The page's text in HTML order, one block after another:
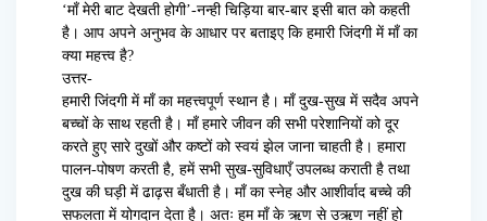
‘माँ मेरी बाट देखती होगी’-नन्ही चिड़िया बार-बार इसी बात को कहती
है। आप अपने अनुभव के आधार पर बताइए कि हमारी जिंदगी में माँ का
क्या महत्त्व है?
उत्तर-
हमारी जिंदगी में माँ का महत्त्वपूर्ण स्थान है। माँ दुख-सुख में सदैव अपने
बच्चों के साथ रहती है। माँ हमारे जीवन की सभी परेशानियों को दूर
करते हुए सारे दुखों और कष्टों को स्वयं झेल जाना चाहती है। हमारा
पालन-पोषण करती है, हमें सभी सुख-सुविधाएँ उपलब्ध कराती है तथा
दुख की घड़ी में ढाढ़स बँधाती है। माँ का स्नेह और आशीर्वाद बच्चे की
सफलता में योगदान देता है। अतः हम माँ के ऋण से उऋण नहीं हो